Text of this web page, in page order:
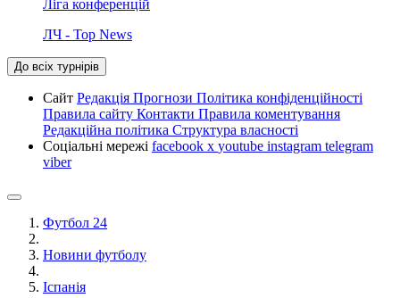
Ліга конференцій
ЛЧ - Top News
До всіх турнірів
Сайт Редакція Прогнози Політика конфіденційності
Правила сайту Контакти Правила коментування
Редакційна політика Структура власності
Соціальні мережі facebook x youtube instagram telegram
viber
Футбол 24
Новини футболу
Іспанія